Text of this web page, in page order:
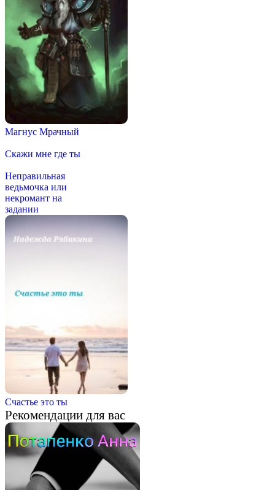
Магнус Мрачный
Скажи мне где ты
Неправильная
ведьмочка или
некромант на
задании
Счастье это ты
Рекомендации для вас